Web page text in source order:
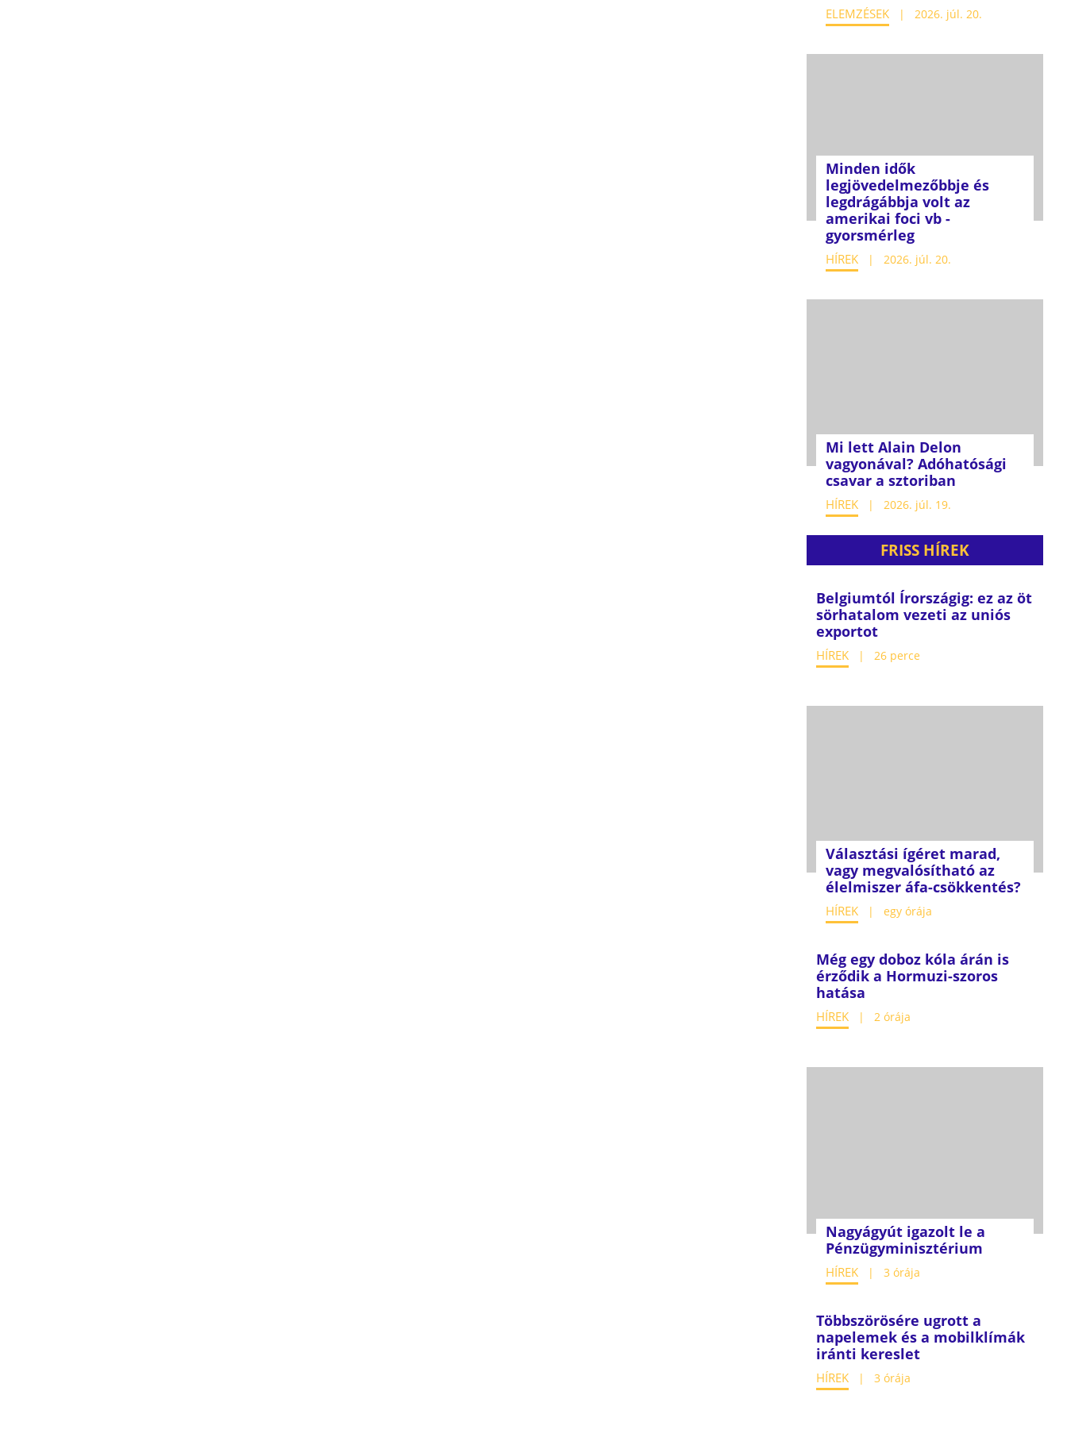
ELEMZÉSEK 2026. júl. 20.
Minden idők
legjövedelmezőbbje és
legdrágábbja volt az
amerikai foci vb -
gyorsmérleg
HÍREK 2026. júl. 20.
Mi lett Alain Delon
vagyonával? Adóhatósági
csavar a sztoriban
HÍREK 2026. júl. 19.
FRISS HÍREK
Belgiumtól Írországig: ez az öt
sörhatalom vezeti az uniós
exportot
HÍREK 26 perce
Választási ígéret marad,
vagy megvalósítható az
élelmiszer áfa-csökkentés?
HÍREK egy órája
Még egy doboz kóla árán is
érződik a Hormuzi-szoros
hatása
HÍREK 2 órája
Nagyágyút igazolt le a
Pénzügyminisztérium
HÍREK 3 órája
Többszörösére ugrott a
napelemek és a mobilklímák
iránti kereslet
HÍREK 3 órája